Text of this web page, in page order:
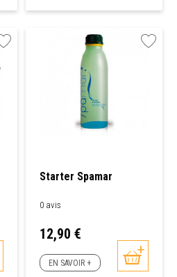
Starter Spamar
0 avis
Prix
12,90 €
EN SAVOIR +